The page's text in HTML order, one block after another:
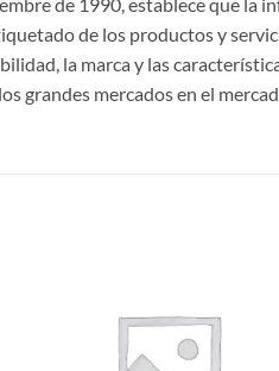
de los productos y
la marca y las
grandes mercados en el